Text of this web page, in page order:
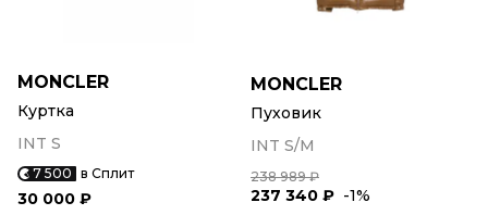
MONCLER
Куртка
INT S
7 500 в Сплит
30 000 ₽
MONCLER
Пуховик
INT S/M
238 989 ₽
237 340 ₽ -1%